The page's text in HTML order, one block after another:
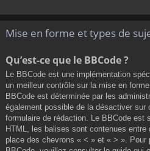
Mise en forme et types de
Qu’est-ce que le BBCode ?
Le BBCode est une implémentation
un meilleur contrôle sur la mise en
BBCode est déterminée par les
également possible de la désactiver sur
formulaire de rédaction. Le BBCode est
HTML, les balises sont contenues
place des chevrons « < » et « > ». Pour